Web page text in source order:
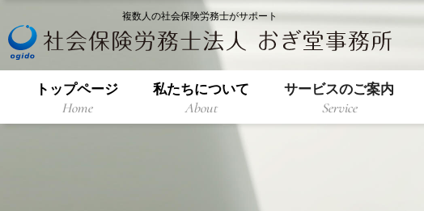
複数人の社会保険労務士がサポート
トップページ
Home
私たちについて
About
サービスのご案内
Service